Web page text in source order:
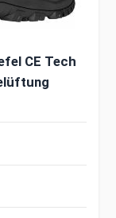
CE Tech